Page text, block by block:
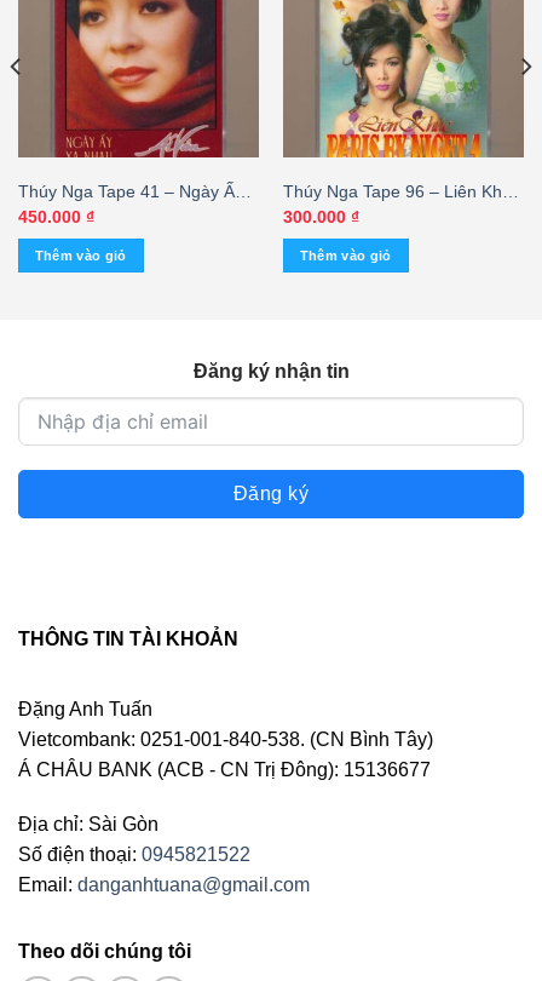
Thúy Nga Tape 41 – Ngày Ấy
Xa Nhau – Ái Vân (KGTUS)
450.000 ₫
Thêm vào giỏ
Thúy Nga Tape 96 – Liên Khúc
Paris By Night 4 (KGTC)
300.000 ₫
Thêm vào giỏ
Đăng ký nhận tin
Đăng ký
THÔNG TIN TÀI KHOẢN
Đặng Anh Tuấn
Vietcombank: 0251-001-840-538. (CN Bình Tây)
Á CHÂU BANK (ACB - CN Trị Đông): 15136677
Địa chỉ: Sài Gòn
Số điện thoại: 0945821522
Email: danganhtuana@gmail.com
Theo dõi chúng tôi